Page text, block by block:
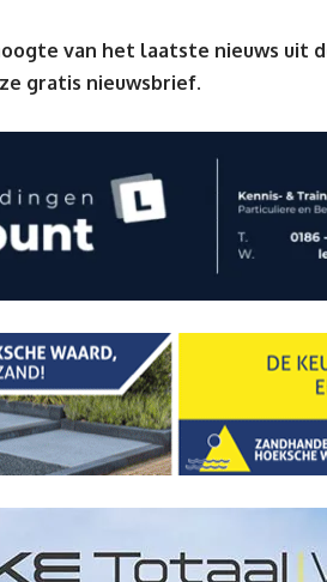
van het laatste nieuws uit
gratis nieuwsbrief.